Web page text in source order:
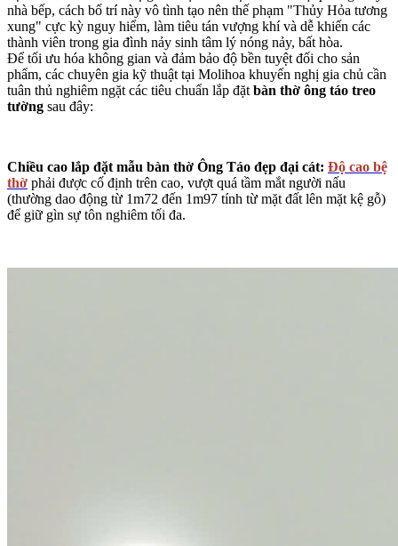
nhà bếp, cách bố trí này vô tình tạo nên thế phạm "Thủy Hỏa tương
xung" cực kỳ nguy hiểm, làm tiêu tán vượng khí và dễ khiến các
thành viên trong gia đình nảy sinh tâm lý nóng nảy, bất hòa.
Để tối ưu hóa không gian và đảm bảo độ bền tuyệt đối cho sản
phẩm, các chuyên gia kỹ thuật tại Molihoa khuyến nghị gia chủ cần
tuân thủ nghiêm ngặt các tiêu chuẩn lắp đặt bàn thờ ông táo treo
tường sau đây:
Chiều cao lắp đặt mẫu bàn thờ Ông Táo đẹp đại cát: Độ cao bệ
thờ phải được cố định trên cao, vượt quá tầm mắt người nấu
(thường dao động từ 1m72 đến 1m97 tính từ mặt đất lên mặt kệ gỗ)
để giữ gìn sự tôn nghiêm tối đa.